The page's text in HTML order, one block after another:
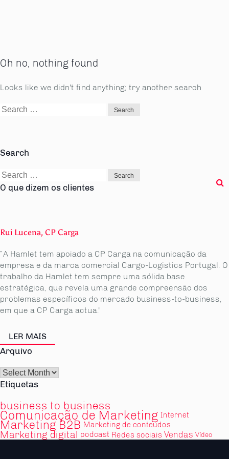
Oh no, nothing found
Looks like we didn't find anything; try another search
Search
Search
Search
for:
O que dizem os clientes
Rui Lucena, CP Carga
“A Hamlet tem apoiado a CP Carga na comunicação da
empresa e da marca comercial Cargo-Logistics Portugal. O
trabalho da Hamlet tem sempre uma sólida base
estratégica, que revela uma grande compreensão dos
problemas específicos do mercado business-to-business,
em que a CP Carga actua."
LER MAIS
Arquivo
Arquivo
Etiquetas
business to business
Comunicação de Marketing Internet
Marketing B2B Marketing de conteúdos
Marketing digital podcast Redes sociais Vendas Vídeo